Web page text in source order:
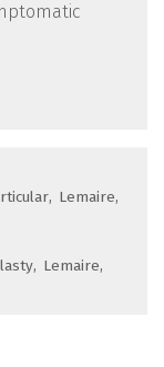
Lemaire
Lemaire